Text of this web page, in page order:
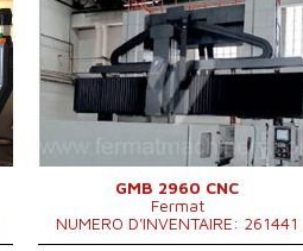
GMB 2960 CNC
Fermat
NUMERO D'INVENTAIRE: 261441